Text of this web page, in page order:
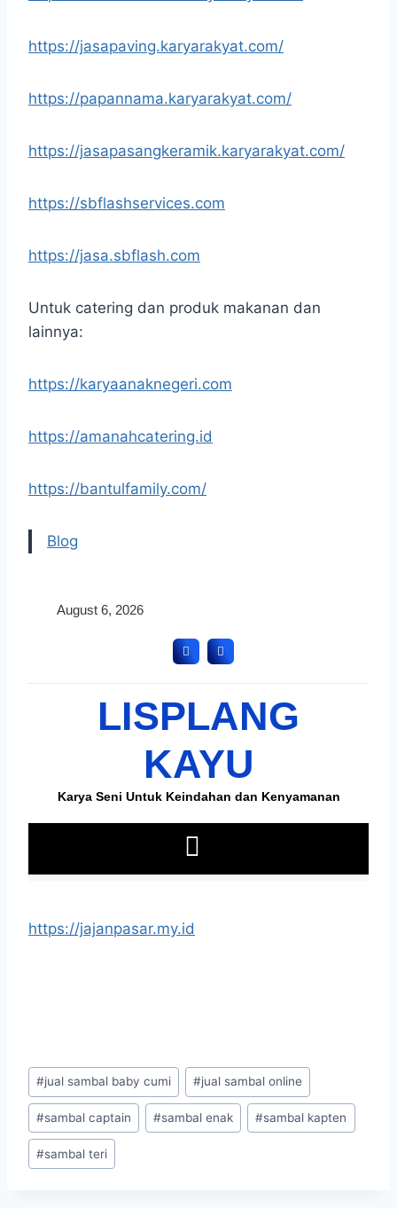
https://jasapaving.karyarakyat.com/
https://papannama.karyarakyat.com/
https://jasapasangkeramik.karyarakyat.com/
https://sbflashservices.com
https://jasa.sbflash.com
Untuk catering dan produk makanan dan
lainnya:
https://karyaanaknegeri.com
https://amanahcatering.id
https://bantulfamily.com/
Blog
https://jajanpasar.my.id
#jual sambal baby cumi #jual sambal online
#sambal captain #sambal enak #sambal kapten
#sambal teri